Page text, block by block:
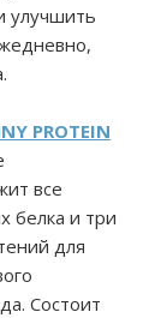
улучшить
PROTEIN
все
белка и три
для
Состоит